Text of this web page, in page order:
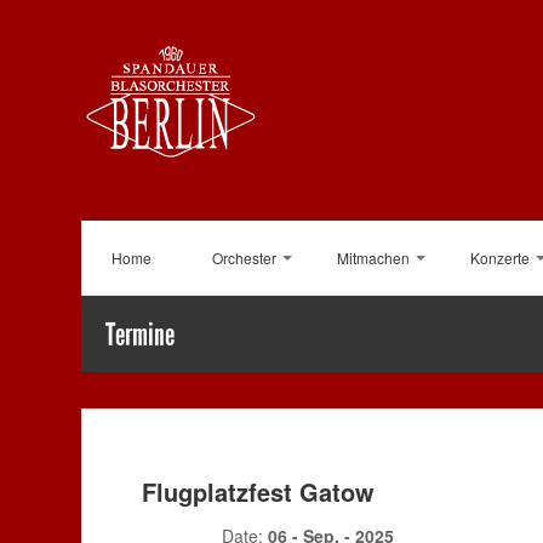
Home Orchester Mitmachen Konzerte
Termine
Flugplatzfest Gatow
Date: 06 - Sep. - 2025